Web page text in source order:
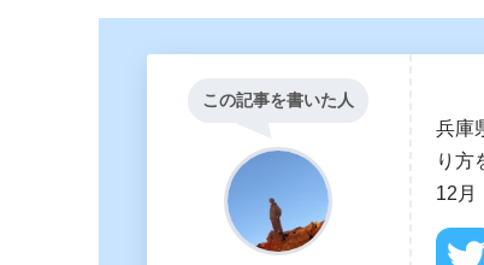
この記事を書いた人
兵庫
り方
12月